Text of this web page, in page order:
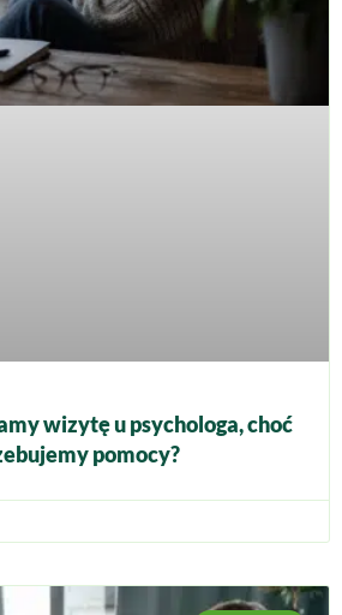
wizytę u psychologa, choć
pomocy?